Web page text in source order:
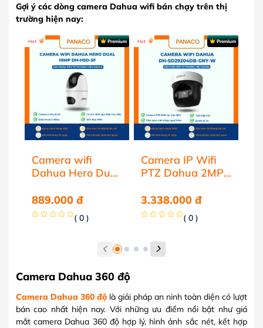
Gợi ý các dòng camera Dahua wifi bán chạy trên thị
trường hiện nay:
Hot Premium
Camera wifi
Dahua Hero Dual
5F
889.000 đ
( 0 )
Hot Premium
Camera IP Wifi
PTZ Dahua 2MP
GNY-W
3.338.000 đ
( 0 )
Camera Dahua 360 độ
Camera Dahua 360 độ là giải pháp an ninh toàn diện có lượt
bán cao nhất hiện nay. Với những ưu điểm nổi bật như giá
mắt camera Dahua 360 độ hợp lý, hình ảnh sắc nét, kết hợp